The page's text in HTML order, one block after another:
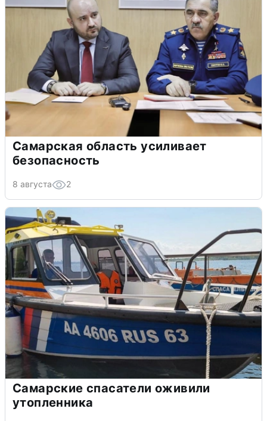
Самарская область усиливает
безопасность
8 августа 2
Самарские спасатели оживили
утопленника